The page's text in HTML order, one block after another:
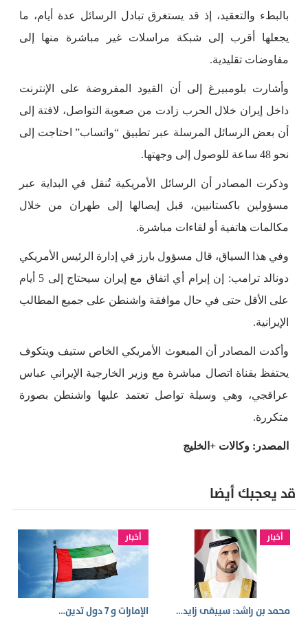
بالبطء والتعقيد، إذ قد يستغرق تبادل الرسائل عدة أيام، ما
يجعلها أقرب إلى شبكة مراسلات غير مباشرة منها إلى
مفاوضات تقليدية.
وأشارت بلومبيرغ إلى أن القيود المفروضة على الإنترنت
داخل إيران خلال الحرب زادت من صعوبة التواصل، لافتة إلى
أن بعض الرسائل المرسلة عبر تطبيق “واتساب” احتاجت إلى
نحو 48 ساعة للوصول إلى وجهتها.
وذكرت المصادر أن الرسائل الأمريكية تُنقل في البداية عبر
مسؤولين باكستانيين، قبل إيصالها إلى طهران من خلال
مكالمات هاتفية أو لقاءات مباشرة.
وفي هذا السياق، قال مسؤول بارز في إدارة الرئيس الأمريكي
دونالد ترامب: إن إبرام أي اتفاق مع إيران سيحتاج إلى 5 أيام
على الأقل حتى في حال موافقة واشنطن على جميع المطالب
الإيرانية.
وأكدت المصادر أن المبعوث الأمريكي الخاص ستيف ويتكوف
يحتفظ بقناة اتصال مباشرة مع وزير الخارجية الإيراني عباس
عراقجي، وهي وسيلة تواصل تعتمد عليها واشنطن بصورة
متكررة.
المصدر: وكالات +الخليج
قد يعجبك أيضا
أخبار
محمد بن راشد: سيبقى زايد…
أخبار
الإمارات و 7 دول تدين…